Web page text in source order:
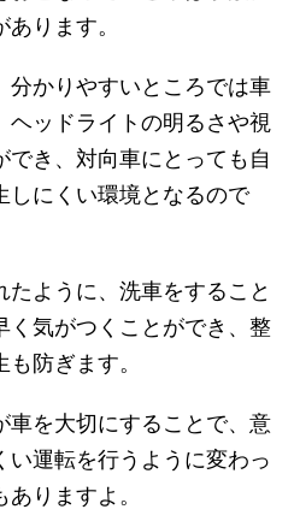
ります。
分かりやすいところでは車
ヘッドライトの明るさや視
き、対向車にとっても自
しにくい環境となるので
たように、洗車をすること
く気がつくことができ、整
防ぎます。
車を大切にすることで、意
運転を行うように変わっ
りますよ。